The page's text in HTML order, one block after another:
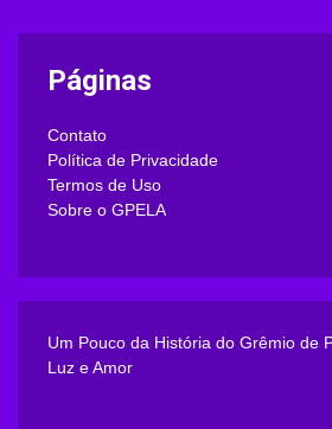
Páginas
Contato
Política de Privacidade
Termos de Uso
Sobre o GPELA
Um Pouco da História do Grêmio de
Luz e Amor